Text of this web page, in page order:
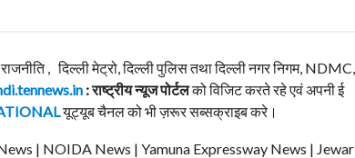
, दिल्ली मेट्रो, दिल्ली पुलिस तथा दिल्ली नगर निगम, NDMC,
: राष्ट्रीय न्यूज पोर्टलको विजिट करते रहे एवं अपनी ई
यूट्यूब चैनल को भी ज़रूर सब्सक्राइब करे।
| NOIDA News | Yamuna Expressway News | Jewar